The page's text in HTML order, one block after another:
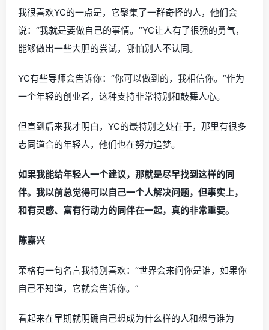
我很喜欢YC的一点是，它聚集了一群奇怪的人，他们会
说：“我就是要做自己的事情。”YC让人有了很强的勇气，
能够做出一些大胆的尝试，哪怕别人不认同。
YC有些导师会告诉你：“你可以做到的，我相信你。”作为
一个年轻的创业者，这种支持非常特别和鼓舞人心。
但直到后来我才明白，YC的最特别之处在于，那里有很多
志同道合的年轻人，他们也在努力追梦。
如果我能给年轻人一个建议，那就是尽早找到这样的同
伴。我以前总觉得可以自己一个人解决问题，但事实上，
和有灵感、富有行动力的同伴在一起，真的非常重要。
陈嘉兴
荣格有一句名言我特别喜欢：“世界会来问你是谁，如果你
自己不知道，它就会告诉你。”
看起来在早期就明确自己想成为什么样的人和想与谁为